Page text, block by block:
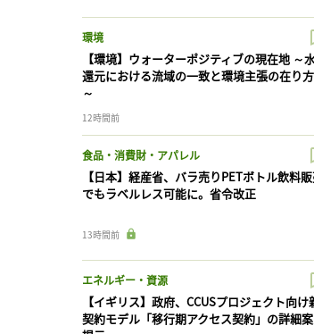
環境
【環境】ウォーターポジティブの現在地 ～
還元における流域の一致と環境主張の在り方
～
12時間前
食品・消費財・アパレル
【日本】経産省、バラ売りPETボトル飲料
でもラベルレス可能に。省令改正
13時間前
エネルギー・資源
【イギリス】政府、CCUSプロジェクト向け
契約モデル「移行期アクセス契約」の詳細案